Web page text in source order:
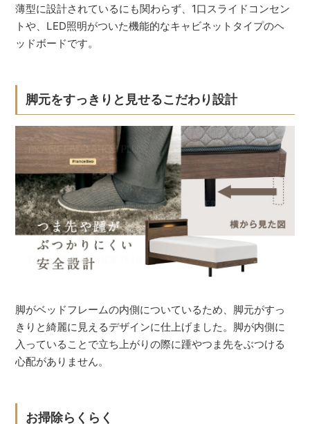
薄型に設計されているにも関わらず、1口スライドコンセン
トや、LED照明がついた機能的なキャビネットタイプのヘ
ッドボードです。
脚元をすっきりと見せるこだわり設計
脚がベッドフレームの内側についているため、脚元がすっ
きりと綺麗に見えるデザインに仕上げました。脚が内側に
入っていることで立ち上がりの際に踵やつま先をぶつける
心配がありません。
お掃除らくらく